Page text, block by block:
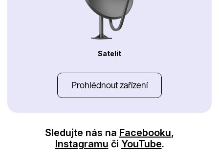
Satelit
Prohlédnout zařízení
Sledujte nás na Facebooku,
Instagramu či YouTube.